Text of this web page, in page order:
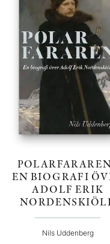
EN BIOGRAFI
ADOLF ERIK
Nils Uddenberg